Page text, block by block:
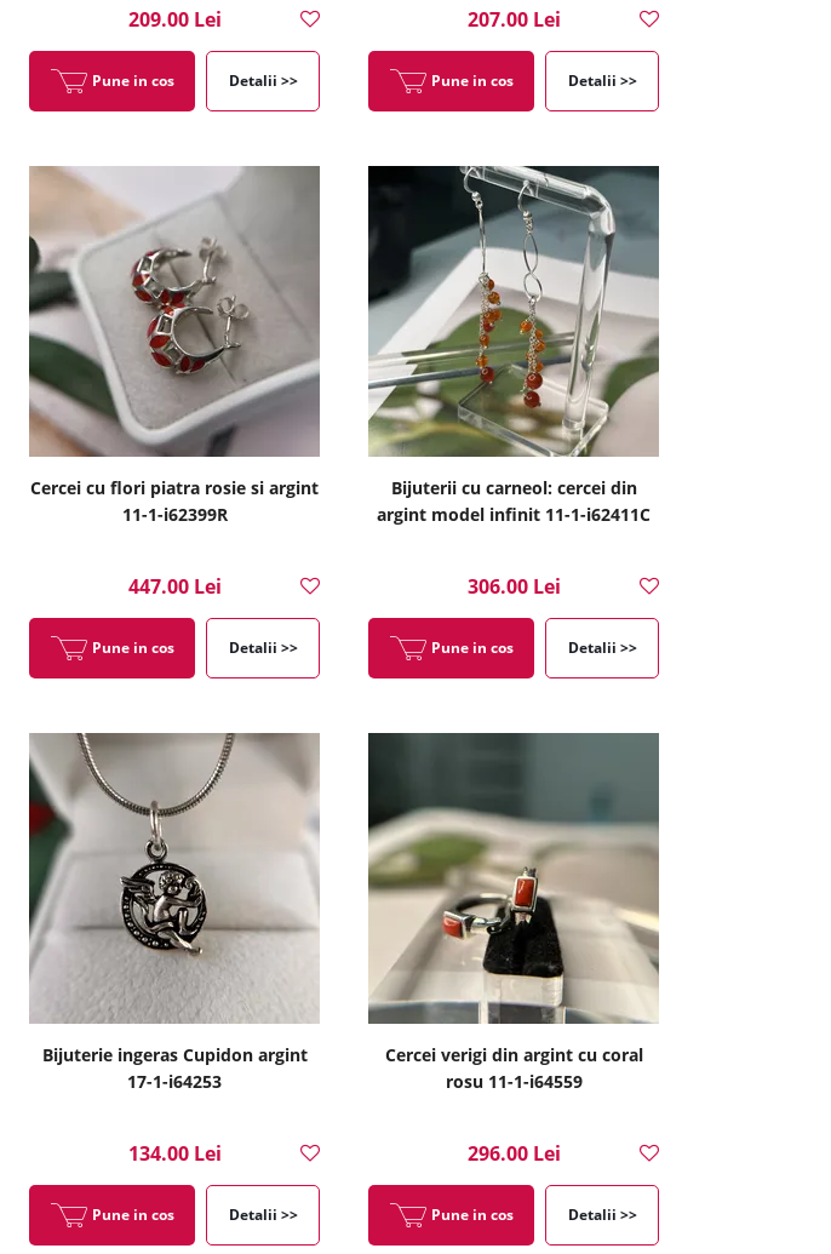
209.00 Lei
Pune in cos Detalii >>
207.00 Lei
Pune in cos Detalii >>
Cercei cu flori piatra rosie si argint
11-1-i62399R
447.00 Lei
Pune in cos Detalii >>
Bijuterii cu carneol: cercei din
argint model infinit 11-1-i62411C
306.00 Lei
Pune in cos Detalii >>
Bijuterie ingeras Cupidon argint
17-1-i64253
134.00 Lei
Pune in cos Detalii >>
Cercei verigi din argint cu coral
rosu 11-1-i64559
296.00 Lei
Pune in cos Detalii >>